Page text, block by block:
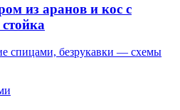
из аранов и кос с
спицами, безрукавки — схемы